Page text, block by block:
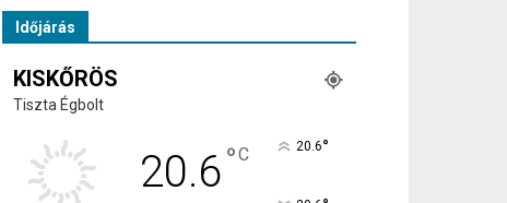
Időjárás
KISKŐRÖS
Tiszta Égbolt
20.6°C 20.6°